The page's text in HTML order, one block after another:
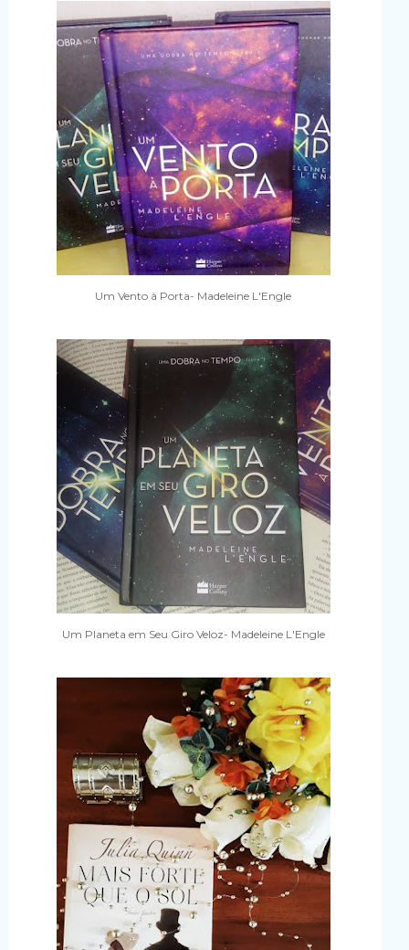
Um Vento à Porta- Madeleine L'Engle
Um Planeta em Seu Giro Veloz- Madeleine L'Engle